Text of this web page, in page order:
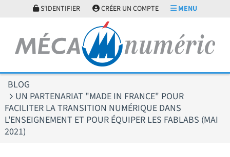
S'IDENTIFIER CRÉER UN COMPTE MENU
BLOG
UN PARTENARIAT "MADE IN FRANCE" POUR
FACILITER LA TRANSITION NUMÉRIQUE DANS
L'ENSEIGNEMENT ET POUR ÉQUIPER LES FABLABS (MAI
2021)
Panneau de gestion des cookies